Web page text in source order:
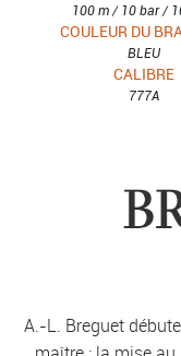
100 m / 10 bar /
COULEUR DU
BLEU
CALIBRE
777A
A.-L. Breguet